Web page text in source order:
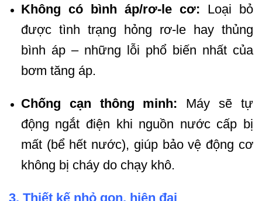
Không có bình áp/rơ-le cơ: Loại bỏ
được tình trạng hỏng rơ-le hay thủng
bình áp – những lỗi phổ biến nhất của
bơm tăng áp.
Chống cạn thông minh: Máy sẽ tự
động ngắt điện khi nguồn nước cấp bị
mất (bể hết nước), giúp bảo vệ động cơ
không bị cháy do chạy khô.
3. Thiết kế nhỏ gọn, hiện đại